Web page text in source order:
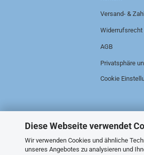
Diese Webseite verwendet
Wir verwenden Cookies und ähnliche
unseres Angebotes zu analysieren und
Versand- &
AGB
Privatsphäre
Cookie